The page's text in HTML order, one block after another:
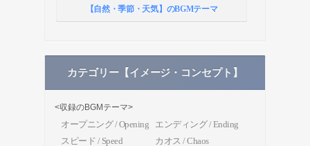
【自然・季節・天気】のBGMテーマ
カテゴリー【イメージ・コンセプト】
<収録のBGMテーマ>
オープニング / Opening
エンディング / Ending
スピード / Speed
カオス / Chaos